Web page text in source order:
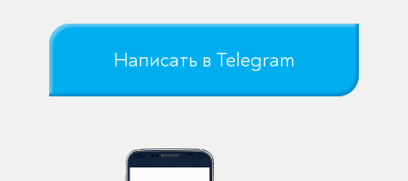
Написать в Telegram